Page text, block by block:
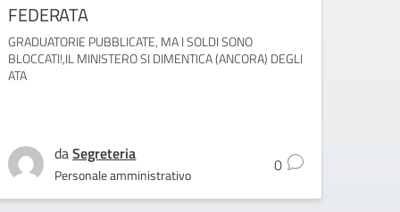
FEDERATA
GRADUATORIE PUBBLICATE, MA I SOLDI SONO
BLOCCATI!,IL MINISTERO SI DIMENTICA (ANCORA) DEGLI
ATA
daSegreteria
Personale amministrativo 0